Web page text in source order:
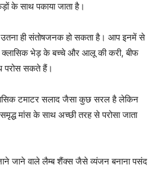
के साथ पकाया जाता है।
ही संतोषजनक हो सकता है। आप इनमें से
क्लासिक भेड़ के बच्चे और आलू की करी, बीफ
परोस सकते हैं।
टमाटर सलाद जैसा कुछ सरल है लेकिन
मांस के साथ अच्छी तरह से परोसा जाता
जाने वाले लैम्ब शैंक्स जैसे व्यंजन बनाना पसंद